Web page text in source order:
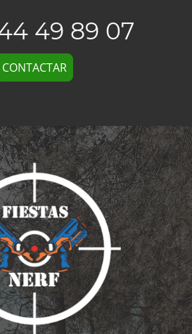
49 89 07
CONTACTAR